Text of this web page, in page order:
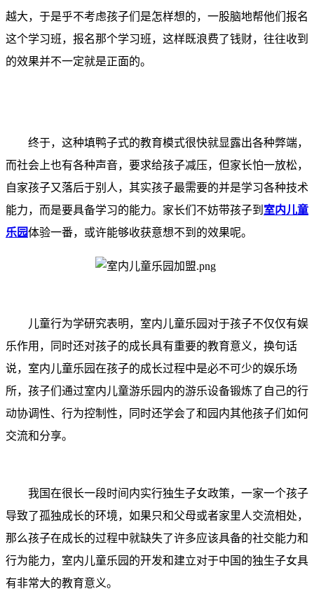
越大，于是乎不考虑孩子们是怎样想的，一股脑地帮他们报名
这个学习班，报名那个学习班，这样既浪费了钱财，往往收到
的效果并不一定就是正面的。
终于，这种填鸭子式的教育模式很快就显露出各种弊端，
而社会上也有各种声音，要求给孩子减压，但家长怕一放松，
自家孩子又落后于别人，其实孩子最需要的并是学习各种技术
能力，而是要具备学习的能力。家长们不妨带孩子到 室内儿童
乐园体验一番，或许能够收获意想不到的效果呢。
儿童行为学研究表明，室内儿童乐园对于孩子不仅仅有娱
乐作用，同时还对孩子的成长具有重要的教育意义，换句话
说，室内儿童乐园在孩子的成长过程中是必不可少的娱乐场
所，孩子们通过室内儿童游乐园内的游乐设备锻炼了自己的行
动协调性、行为控制性，同时还学会了和园内其他孩子们如何
交流和分享。
我国在很长一段时间内实行独生子女政策，一家一个孩子
导致了孤独成长的环境，如果只和父母或者家里人交流相处，
那么孩子在成长的过程中就缺失了许多应该具备的社交能力和
行为能力，室内儿童乐园的开发和建立对于中国的独生子女具
有非常大的教育意义。